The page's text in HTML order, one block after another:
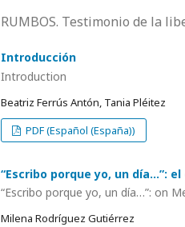
RUMBOS. Testimonio de la
Introducción
Introduction
Beatriz Ferrús Antón, Tania Pléitez
PDF (Español (España))
“Escribo porque yo, un día…”:
“Escribo porque yo, un día…”: on
Milena Rodríguez Gutiérrez